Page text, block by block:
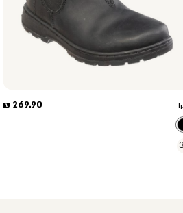
מחיר
269.90 ₪